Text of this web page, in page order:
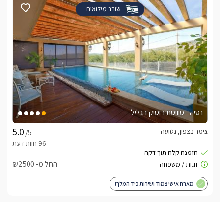
שובר מילואים
נסיה - סוויטת בוטיק בגליל
/5
צימר בצפון, נטועה
החל מ- ₪2500
מארח אישי צמוד ושירות כיד המלך!